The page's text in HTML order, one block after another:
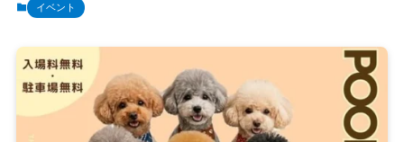
イベント